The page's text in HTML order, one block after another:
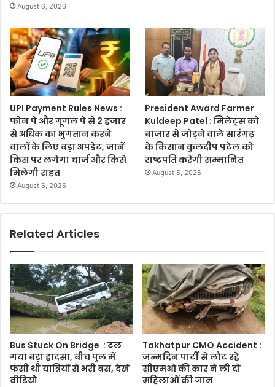
August 6, 2026
UPI Payment Rules News :
फोन पे और गूगल पे से 2 हजार
से अधिक का भुगतान करने
वालों के लिए बड़ा अपडेट, जानें
किस पर लगेगा चार्ज और किसे
मिलेगी राहत
August 6, 2026
President Award Farmer
Kuldeep Patel : मिलेट्स को
बाजार से जोड़ने वाले सारंगढ़
के किसान कुलदीप पटेल को
राष्ट्रपति करेंगी सम्मानित
August 5, 2026
Related Articles
Bus Stuck On Bridge : टल
गया बड़ा हादसा, बीच पुल में
फंसी थी यात्रियों से भरी बस, देखें
वीडियो
Takhatpur CMO Accident :
जन्मदिन पार्टी से लौट रहे
सीएमओ की कार ने ली दो
महिलाओं की जान